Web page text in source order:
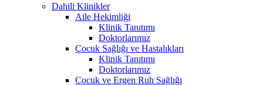
Dahili Klinikler
Aile Hekimliği
Klinik Tanıtımı
Doktorlarımız
Çocuk Sağlığı ve Hastalıkları
Klinik Tanıtımı
Doktorlarımız
Çocuk ve Ergen Ruh Sağlığı